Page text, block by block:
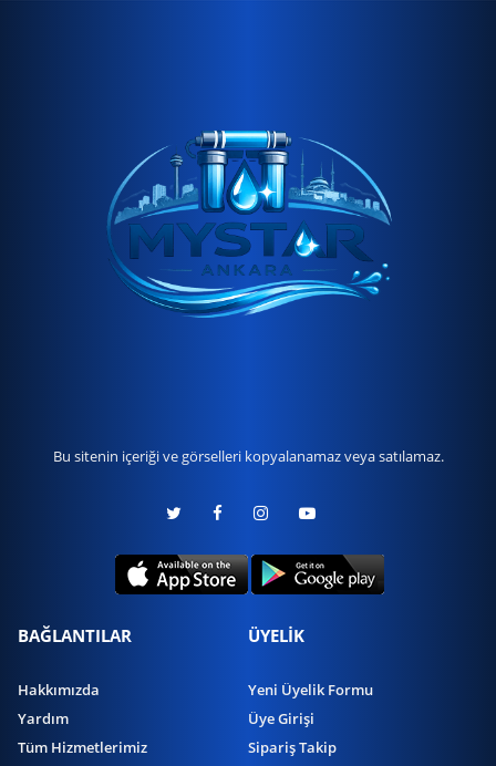
Bu sitenin içeriği ve görselleri kopyalanamaz veya satılamaz.
BAĞLANTILAR
Hakkımızda
Yardım
Tüm Hizmetlerimiz
ÜYELİK
Yeni Üyelik Formu
Üye Girişi
Sipariş Takip